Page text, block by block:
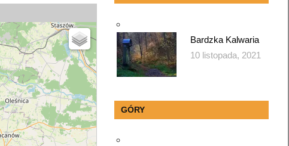
Bardzka Kalwaria
10 listopada, 2021
GÓRY